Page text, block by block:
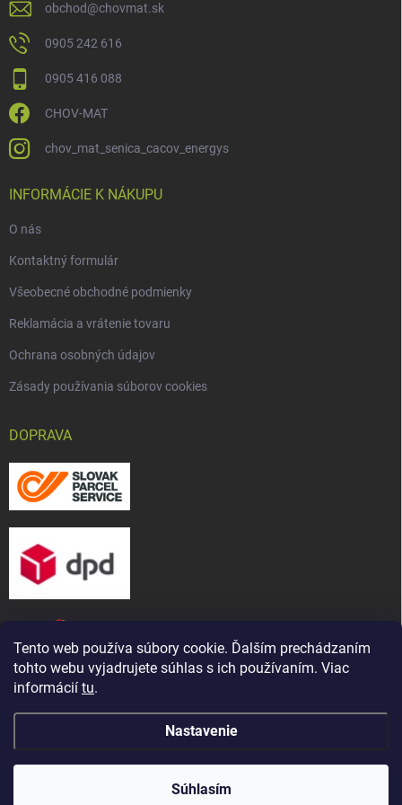
Tento web používa súbory cookie. Ďalším prechádzaním
tohto webu vyjadrujete súhlas s ich používaním. Viac
informácií tu.
Nastavenie
Súhlasím
Naša predajňa bola presťahovaná ! Nájdete nás na novej
adrese: ul. Martina Bartoňa 5421/ 7A, Senica - Čáčov
obchod@chovmat.sk
0905 242 616
0905 416 088
CHOV-MAT
chov_mat_senica_cacov_energys
INFORMÁCIE K NÁKUPU
O nás
Kontaktný formulár
Všeobecné obchodné podmienky
Reklamácia a vrátenie tovaru
Ochrana osobných údajov
Zásady používania súborov cookies
DOPRAVA
Copyright 2026CHOV-MAT, s. r. o.. Všetky práva vyhradené.Upraviť
nastavenie cookies